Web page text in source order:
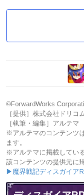
©ForwardWorks
［提供］株式会社ドリコ
［執筆・編集］アルテマ
※アルテマのコンテンツ
ます。
※アルテマに掲載してい
該コンテンツの提供元に
▶魔界戦記ディスガイア